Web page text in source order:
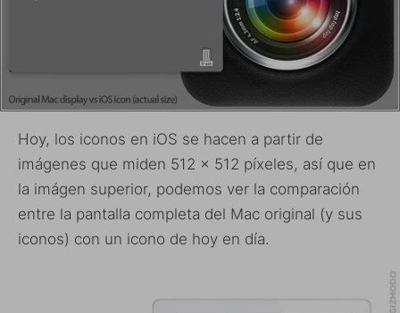
Hoy, los iconos en iOS se hacen a partir de
imágenes que miden 512 x 512 píxeles, así que en
la imágen superior, podemos ver la comparación
entre la pantalla completa del Mac original (y sus
iconos) con un icono de hoy en día.